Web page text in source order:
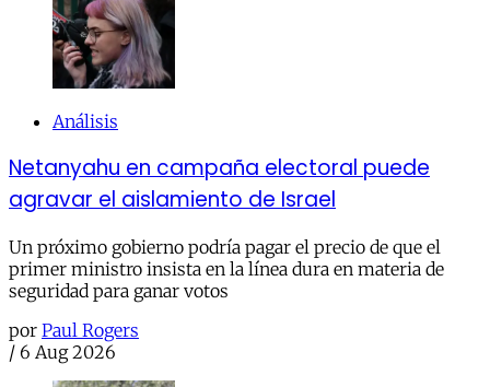
Análisis
Netanyahu en campaña electoral puede
agravar el aislamiento de Israel
Un próximo gobierno podría pagar el precio de que el
primer ministro insista en la línea dura en materia de
seguridad para ganar votos
por Paul Rogers
/ 6 Aug 2026